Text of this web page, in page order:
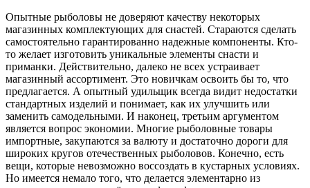
Опытные рыболовы не доверяют качеству некоторых
магазинных комплектующих для снастей. Стараются сделать
самостоятельно гарантированно надежные компоненты. Кто-
то желает изготовить уникальные элементы снасти и
приманки. Действительно, далеко не всех устраивает
магазинный ассортимент. Это новичкам освоить бы то, что
предлагается. А опытный удильщик всегда видит недостатки
стандартных изделий и понимает, как их улучшить или
заменить самодельными. И наконец, третьим аргументом
является вопрос экономии. Многие рыболовные товары
импортные, закупаются за валюту и достаточно дороги для
широких кругов отечественных рыболовов. Конечно, есть
вещи, которые невозможно воссоздать в кустарных условиях.
Но имеется немало того, что делается элементарно из